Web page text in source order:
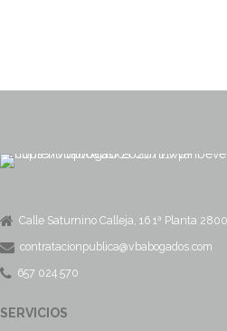
Calle Saturnino Calleja, 16 1ª Planta
contratacionpublica@vbabogados.com
657 024 570
SERVICIOS